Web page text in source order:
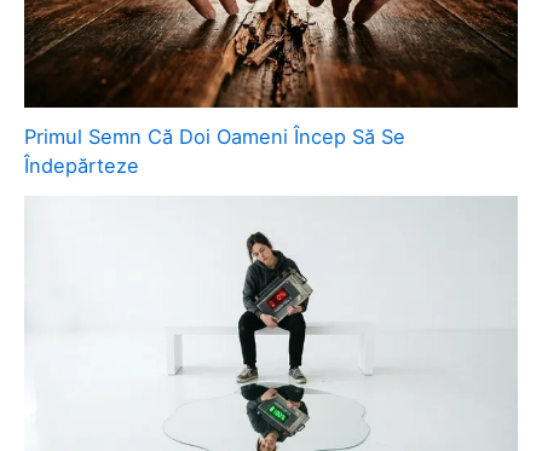
Primul Semn Că Doi Oameni Încep Să Se
Îndepărteze